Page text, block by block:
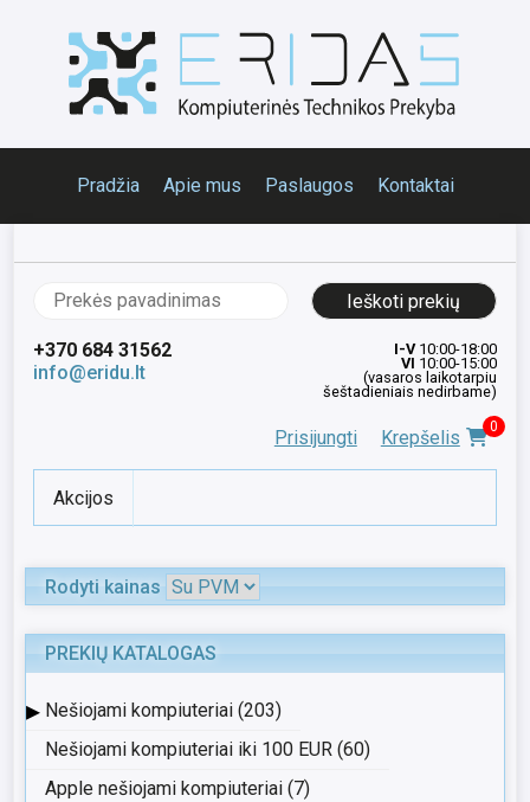
Pradžia Apie mus Paslaugos Kontaktai
Ieškoti:
+370 684 31562
info@eridu.lt
I-V10:00-18:00
VI 10:00-15:00
(vasaros laikotarpiu
šeštadieniais nedirbame)
Prisijungti Krepšelis 0
Akcijos
Rodyti kainas
PREKIŲ KATALOGAS
▸ Nešiojami kompiuteriai (203)
Nešiojami kompiuteriai iki 100 EUR (60)
Apple nešiojami kompiuteriai (7)